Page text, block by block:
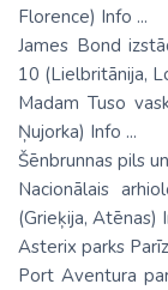
Florence) Info ...
James Bond
10 (Lielbritānija,
Madam Tuso
Ņujorka) Info ...
Šēnbrunnas pils
Nacionālais
(Grieķija, Atēnas)
Asterix parks
Port Aventura